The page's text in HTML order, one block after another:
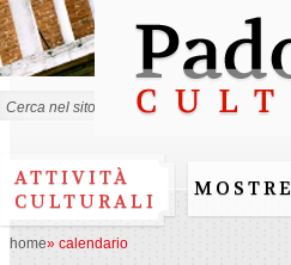
ATTIVITÀ
CULTURALI
MOSTRE
home» calendario